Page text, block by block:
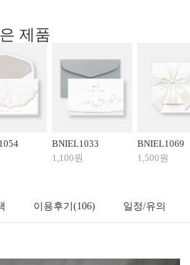
제품
BNIEL1033
1,100원
BNIEL1069
1,500원
이용후기(106) 일정/유의